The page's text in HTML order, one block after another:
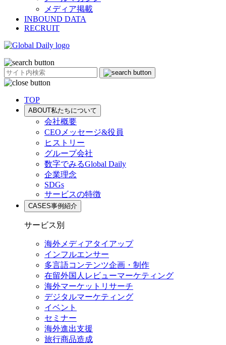
メディア掲載
INBOUND DATA
RECRUIT
TOP
ABOUT私たちについて
会社概要
CEOメッセージ&役員
ヒストリー
グループ会社
数字でみるGlobal Daily
企業理念
SDGs
サービスの特徴
CASES事例紹介
サービス別
海外メディアタイアップ
インフルエンサー
多言語コンテンツ企画・制作
在留外国⼈レビューマーケティング
海外マーケットリサーチ
デジタルマーケティング
イベント
セミナー
海外進出支援
旅行商品造成